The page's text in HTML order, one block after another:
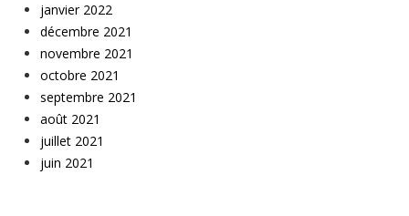
janvier 2022
décembre 2021
novembre 2021
octobre 2021
septembre 2021
août 2021
juillet 2021
juin 2021